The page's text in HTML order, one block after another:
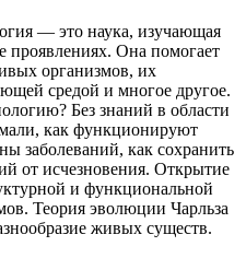
— это наука, изучающая
проявлениях. Она помогает
организмов, их
средой и многое другое.
Без знаний в области
как функционируют
заболеваний, как сохранить
от исчезновения. Открытие
и функциональной
Теория эволюции Чарльза
живых существ.